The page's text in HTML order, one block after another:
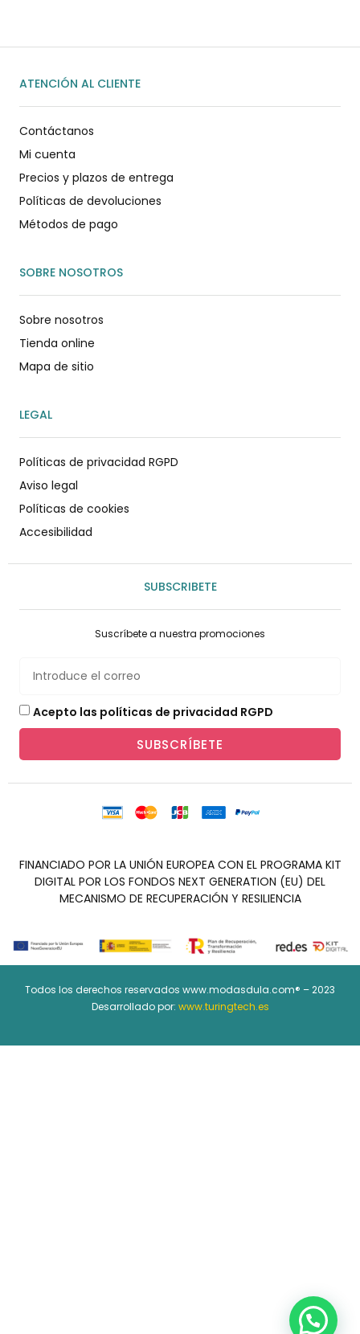
ATENCIÓN AL CLIENTE
Contáctanos
Mi cuenta
Precios y plazos de entrega
Políticas de devoluciones
Métodos de pago
SOBRE NOSOTROS
Sobre nosotros
Tienda online
Mapa de sitio
LEGAL
Políticas de privacidad RGPD
Aviso legal
Políticas de cookies
Accesibilidad
SUBSCRIBETE
Suscríbete a nuestra promociones
Acepto las políticas de privacidad RGPD
SUBSCRÍBETE
FINANCIADO POR LA UNIÓN EUROPEA CON EL PROGRAMA KIT
DIGITAL POR LOS FONDOS NEXT GENERATION (EU) DEL
MECANISMO DE RECUPERACIÓN Y RESILIENCIA
Todos los derechos reservados www.modasdula.com® – 2023
Desarrollado por: www.turingtech.es